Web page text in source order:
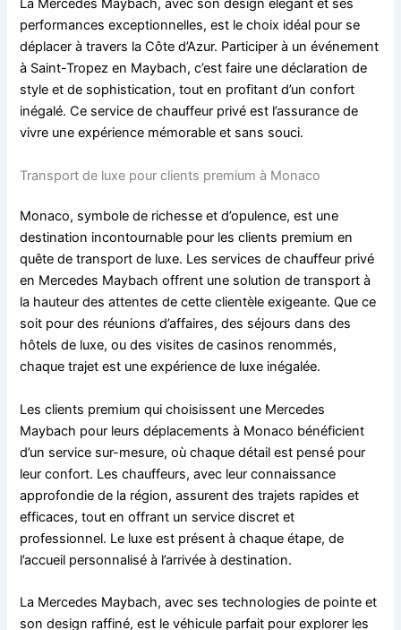
La Mercedes Maybach, avec son design élégant et ses
performances exceptionnelles, est le choix idéal pour se
déplacer à travers la Côte d’Azur. Participer à un événement
à Saint-Tropez en Maybach, c’est faire une déclaration de
style et de sophistication, tout en profitant d’un confort
inégalé. Ce service de chauffeur privé est l’assurance de
vivre une expérience mémorable et sans souci.
Transport de luxe pour clients premium à Monaco
Monaco, symbole de richesse et d’opulence, est une
destination incontournable pour les clients premium en
quête de transport de luxe. Les services de chauffeur privé
en Mercedes Maybach offrent une solution de transport à
la hauteur des attentes de cette clientèle exigeante. Que ce
soit pour des réunions d’affaires, des séjours dans des
hôtels de luxe, ou des visites de casinos renommés,
chaque trajet est une expérience de luxe inégalée.
Les clients premium qui choisissent une Mercedes
Maybach pour leurs déplacements à Monaco bénéficient
d’un service sur-mesure, où chaque détail est pensé pour
leur confort. Les chauffeurs, avec leur connaissance
approfondie de la région, assurent des trajets rapides et
efficaces, tout en offrant un service discret et
professionnel. Le luxe est présent à chaque étape, de
l’accueil personnalisé à l’arrivée à destination.
La Mercedes Maybach, avec ses technologies de pointe et
son design raffiné, est le véhicule parfait pour explorer les